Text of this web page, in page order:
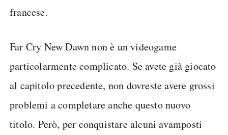
francese.
Far Cry New Dawn non è un videogame
particolarmente complicato. Se avete già giocato
al capitolo precedente, non dovreste avere grossi
problemi a completare anche questo nuovo
titolo. Però, per conquistare alcuni avamposti